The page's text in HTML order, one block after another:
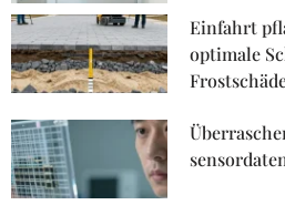
Einfahrt
optimale